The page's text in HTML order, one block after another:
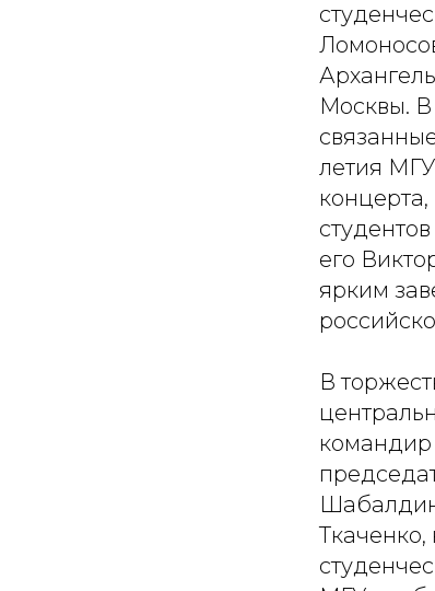
Москвы. В
летия
его
ярким
В
командир